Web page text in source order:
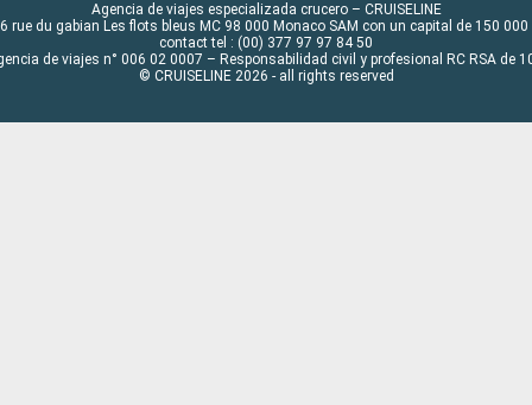
Agencia de viajes especializada crucero – CRUISELINE
rue du gabian Les flots bleus MC 98 000 Monaco SAM con un capital de 150 000
contact tel : (00) 377 97 97 84 50
de viajes n° 006 02 0007 – Responsabilidad civil y profesional RC RSA de
© CRUISELINE 2026 - all rights reserved